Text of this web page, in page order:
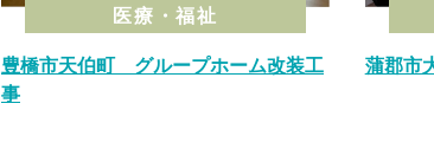
医療・福祉
豊橋市天伯町 グループホーム改装工
事
蒲郡市